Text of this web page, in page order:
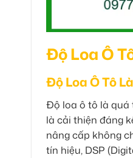
Độ Loa Ô
Độ Loa Ô Tô
Độ loa ô tô là quá
là cải thiện đáng
nâng cấp không
tín hiệu, DSP